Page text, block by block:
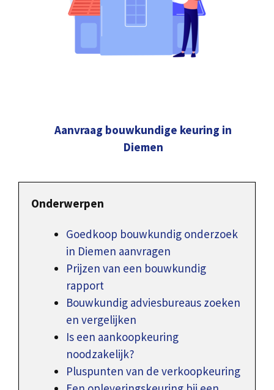
Aanvraag bouwkundige keuring in
Diemen
Onderwerpen
Goedkoop bouwkundig onderzoek
in Diemen aanvragen
Prijzen van een bouwkundig
rapport
Bouwkundig adviesbureaus zoeken
en vergelijken
Is een aankoopkeuring
noodzakelijk?
Pluspunten van de verkoopkeuring